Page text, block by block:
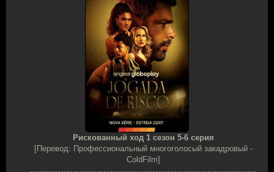
Рискованный ход 1 сезон 5-6 серия
[Перевод: Профессиональный многоголосый закадровый -
ColdFilm]